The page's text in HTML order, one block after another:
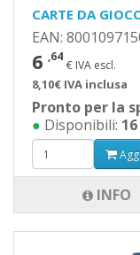
CARTE DA
EAN:
6 ,64
€ IVA escl.
8,10€ IVA inclusa
Pronto per la
● Disponibili: 16
INFO